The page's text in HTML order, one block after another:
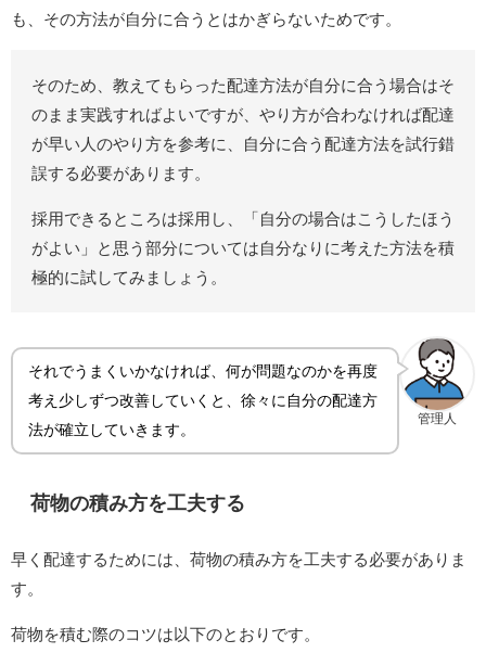
も、その方法が自分に合うとはかぎらないためです。
そのため、教えてもらった配達方法が自分に合う場合はそ
のまま実践すればよいですが、やり方が合わなければ配達
が早い人のやり方を参考に、自分に合う配達方法を試行錯
誤する必要があります。
採用できるところは採用し、「自分の場合はこうしたほう
がよい」と思う部分については自分なりに考えた方法を積
極的に試してみましょう。
管理人
それでうまくいかなければ、何が問題なのかを再度
考え少しずつ改善していくと、徐々に自分の配達方
法が確立していきます。
荷物の積み方を工夫する
早く配達するためには、荷物の積み方を工夫する必要がありま
す。
荷物を積む際のコツは以下のとおりです。